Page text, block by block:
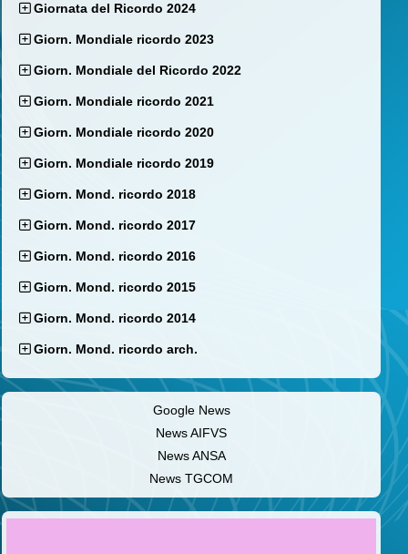
Giornata del Ricordo 2024
Giorn. Mondiale ricordo 2023
Giorn. Mondiale del Ricordo 2022
Giorn. Mondiale ricordo 2021
Giorn. Mondiale ricordo 2020
Giorn. Mondiale ricordo 2019
Giorn. Mond. ricordo 2018
Giorn. Mond. ricordo 2017
Giorn. Mond. ricordo 2016
Giorn. Mond. ricordo 2015
Giorn. Mond. ricordo 2014
Giorn. Mond. ricordo arch.
Google News
News AIFVS
News ANSA
News TGCOM